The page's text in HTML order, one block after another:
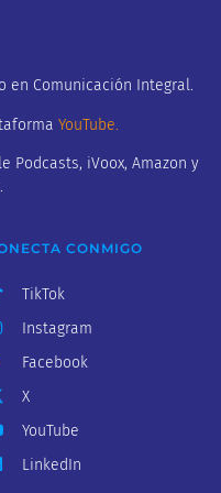
en Comunicación Integral.
YouTube.
Podcasts, iVoox, Amazon y
CONMIGO
TikTok
Instagram
Facebook
X
YouTube
LinkedIn